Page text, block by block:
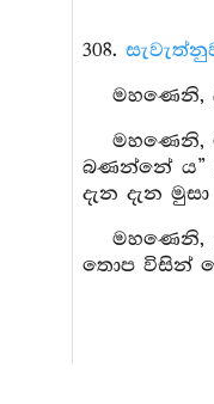
308.
මහණෙනි,
මහණෙනි,
බණන්නේ ය”
දැන දැන
මහණෙනි,
තොප විසින්